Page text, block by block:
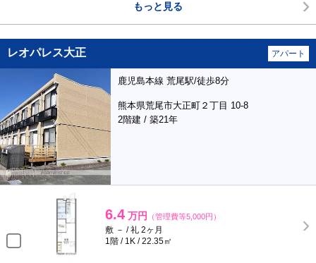
もっと見る
レオパレス大正 アパート
鹿児島本線 荒尾駅/徒歩8分
熊本県荒尾市大正町２丁目 10-8
2階建 / 築21年
6.4 万円 （管理費等5,000円）
敷 － / 礼 2ヶ月
1階 / 1K / 22.35㎡